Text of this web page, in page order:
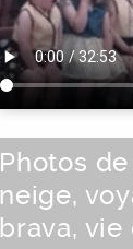
Photos
neige,
brava,